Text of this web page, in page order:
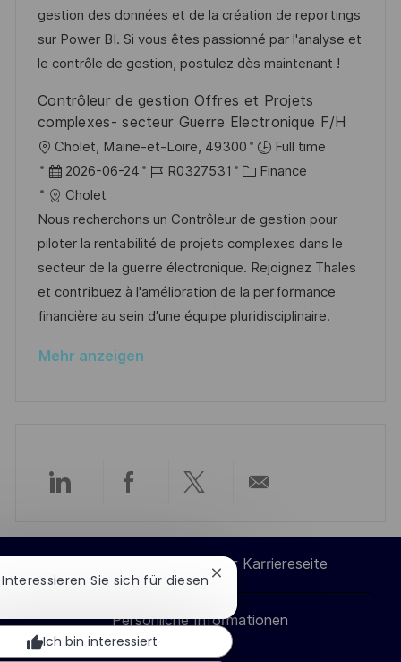
u
n
g
d
e
r
e
f
f
c
D
o
r
i
gestion des données et de la création de reportings
sur Power BI. Si vous êtes passionné par l'analyse et
le contrôle de gestion, postulez dès maintenant !
Contrôleur de gestion Offres et Projets
complexes- secteur Guerre Electronique F/H
O
r
t
Cholet, Maine-et-Loire, 49300
Full time
D
a
t
u
m
d
e
V
t
l
c
h
2026-06-24
J
b
-
I
D
R0327531
K
t
e
g
o
r
Finance
Cholet
Nous recherchons un Contrôleur de gestion pour
piloter la rentabilité de projets complexes dans le
secteur de la guerre électronique. Rejoignez Thales
et contribuez à l'amélioration de la performance
financière au sein d'une équipe pluridisciplinaire.
Mehr anzeigen
Über
LinkedIn
teilen
Über
Facebook
teilen
Über
Twitter
teilen
E-
Mail
teilen
Cookie-Einstellungen der Karriereseite
Persönliche Informationen
Interessieren Sie sich für diesen Chatbot-
Benachrichtigung
schließen
Ich bin interessiert